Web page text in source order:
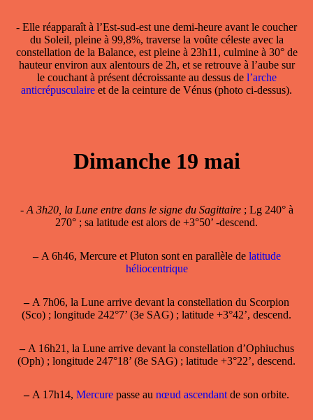
- Elle réapparaît à l’Est-sud-est une demi-heure avant le coucher
du Soleil, pleine à 99,8%, traverse la voûte céleste avec la
constellation de la Balance, est pleine à 23h11, culmine à 30° de
hauteur environ aux alentours de 2h, et se retrouve à l’aube sur
le couchant à présent décroissante au dessus de l’arche
anticrépusculaire et de la ceinture de Vénus (photo ci-dessus).
Dimanche 19 mai
- A 3h20, la Lune entre dans le signe du Sagittaire; Lg 240° à
270° ; sa latitude est alors de +3°50’ -descend.
–A 6h46, Mercure et Pluton sont en parallèle de latitude
héliocentrique
–A 7h06, la Lune arrive devant la constellation du Scorpion
(Sco) ; longitude 242°7’ (3e SAG) ; latitude +3°42’, descend.
–A 16h21, la Lune arrive devant la constellation d’Ophiuchus
(Oph) ; longitude 247°18’ (8e SAG) ; latitude +3°22’, descend.
–A 17h14, Mercure passe au nœud ascendant de son orbite.